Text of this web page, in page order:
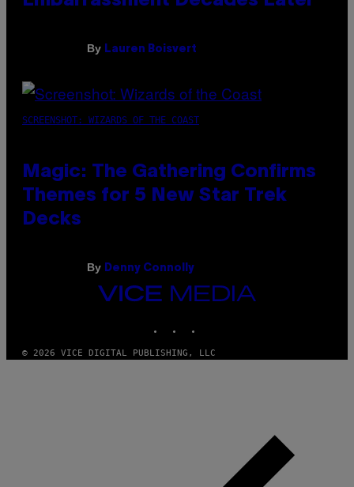
By Lauren Boisvert
SCREENSHOT: WIZARDS OF THE COAST
Magic: The Gathering Confirms
Themes for 5 New Star Trek
Decks
By Denny Connolly
VICE
MEDIA
© 2026 VICE DIGITAL PUBLISHING, LLC